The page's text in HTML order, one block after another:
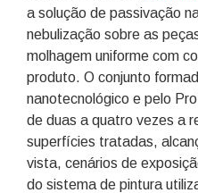
a solução de passivação
nebulização sobre as
molhagem uniforme com
produto. O conjunto
nanotecnológico e pelo
de duas a quatro vezes a
superfícies tratadas,
vista, cenários de
do sistema de pintura